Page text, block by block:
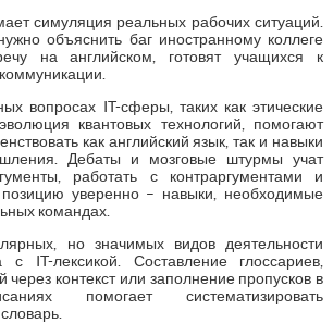
симуляция реальных рабочих ситуаций.
объяснить баг иностранному коллеге
на английском, готовят учащихся к
вопросах IT-сферы, таких как этические
квантовых технологий, помогают
как английский язык, так и навыки
Дебаты и мозговые штурмы учат
работать с контраргументами и
позицию уверенно – навыки, необходимые
командах.
но значимых видов деятельности
с IT-лексикой. Составление глоссариев,
через контекст или заполнение пропусков в
помогает систематизировать